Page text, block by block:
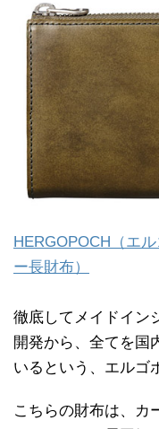
HERGOPOCH（エ
ー長財布）
徹底してメイドイン
開発から、全てを国
いるという、エルゴ
こちらの財布は、カ